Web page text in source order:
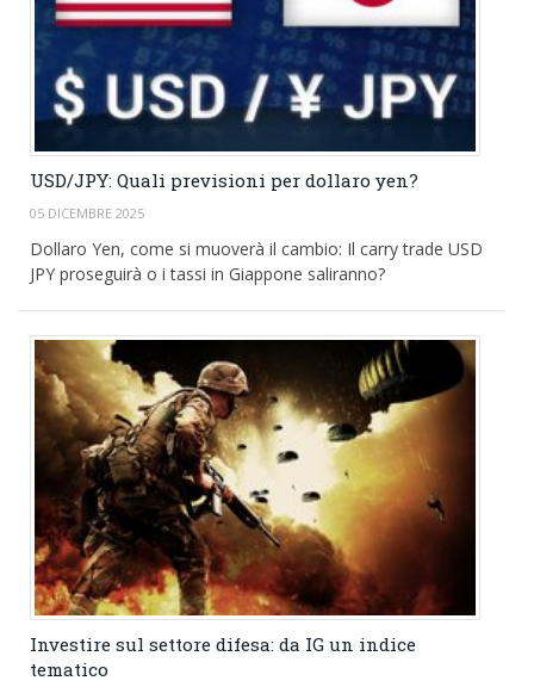
USD/JPY: Quali previsioni per dollaro yen?
05 DICEMBRE 2025
Dollaro Yen, come si muoverà il cambio: Il carry trade USD
JPY proseguirà o i tassi in Giappone saliranno?
Investire sul settore difesa: da IG un indice
tematico